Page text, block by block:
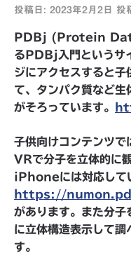
投稿日: 2023年2月2日 投
PDBj (Protein
るPDBj入門というサ
ジにアクセスすると子
て、タンパク質など生
がそろっています。
子供向けコンテンツで
VRで分子を立体的に
iPhoneには対応して
https://
があります。また分
に立体構造表示して調
す。